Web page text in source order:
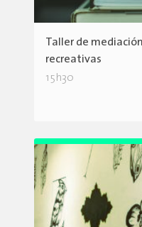
Taller de
recreativas
15h30